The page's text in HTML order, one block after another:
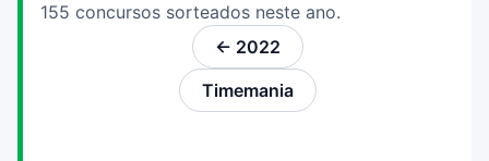
155 concursos sorteados neste ano.
← 2022
Timemania